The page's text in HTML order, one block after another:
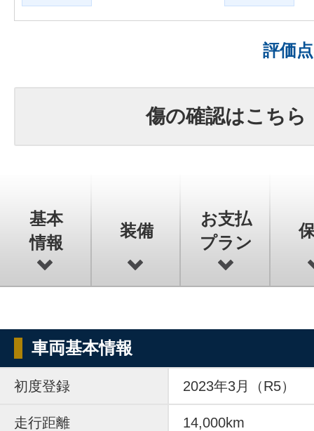
評価
傷の確認はこちら
基本
情報
装備
お支払
プラン
車両基本情報
初度登録 2023年3月（R5）
走行距離 14,000km